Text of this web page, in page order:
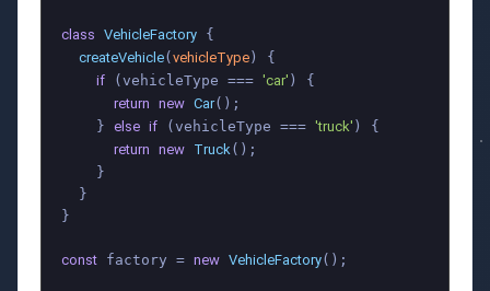
class VehicleFactory {
createVehicle( vehicleType ) {
if (vehicleType === 'car' ) {
return new Car();
    }
else if (vehicleType === 'truck' ) {
return new Truck();
    }
  }
}
const factory = new VehicleFactory();